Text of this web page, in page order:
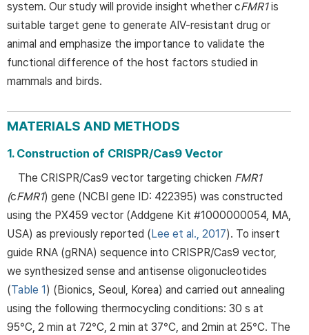
system. Our study will provide insight whether cFMR1is
suitable target gene to generate AIV-resistant drug or
animal and emphasize the importance to validate the
functional difference of the host factors studied in
mammals and birds.
MATERIALS AND METHODS
1. Construction of CRISPR/Cas9 Vector
The CRISPR/Cas9 vector targeting chicken FMR1
(cFMR1) gene (NCBI gene ID: 422395) was constructed
using the PX459 vector (Addgene Kit #1000000054, MA,
USA) as previously reported (Lee et al., 2017). To insert
guide RNA (gRNA) sequence into CRISPR/Cas9 vector,
we synthesized sense and antisense oligonucleotides
(Table 1) (Bionics, Seoul, Korea) and carried out annealing
using the following thermocycling conditions: 30 s at
95°C, 2 min at 72°C, 2 min at 37°C, and 2min at 25°C. The